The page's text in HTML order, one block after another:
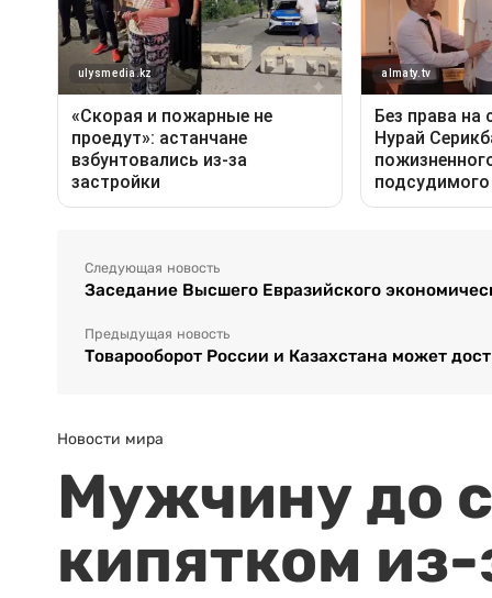
Следующая новость
Заседание Высшего Евразийского
Предыдущая новость
Товарооборот России и Казахстана может
Новости мира
Мужчину до
кипятком из-